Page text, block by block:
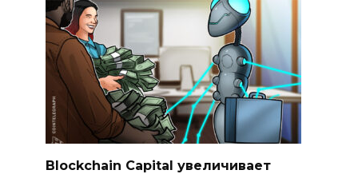
Blockchain Capital увеличивает